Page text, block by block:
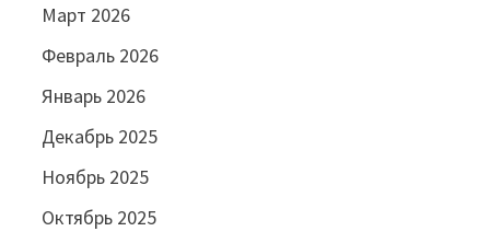
Март 2026
Февраль 2026
Январь 2026
Декабрь 2025
Ноябрь 2025
Октябрь 2025